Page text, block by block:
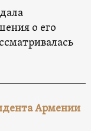
о его
Армении